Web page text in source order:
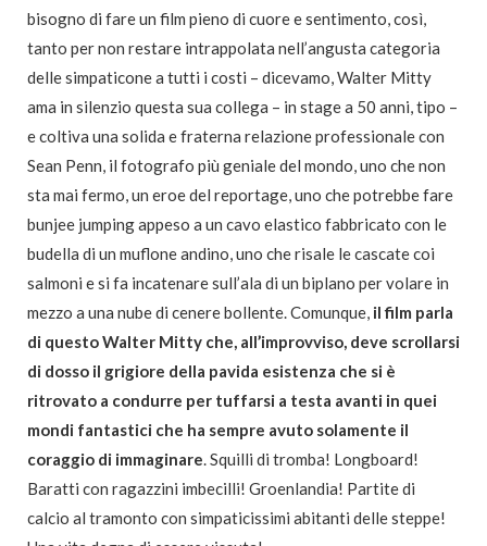
bisogno di fare un film pieno di cuore e sentimento, così,
tanto per non restare intrappolata nell’angusta categoria
delle simpaticone a tutti i costi – dicevamo, Walter Mitty
ama in silenzio questa sua collega – in stage a 50 anni, tipo –
e coltiva una solida e fraterna relazione professionale con
Sean Penn, il fotografo più geniale del mondo, uno che non
sta mai fermo, un eroe del reportage, uno che potrebbe fare
bunjee jumping appeso a un cavo elastico fabbricato con le
budella di un muflone andino, uno che risale le cascate coi
salmoni e si fa incatenare sull’ala di un biplano per volare in
mezzo a una nube di cenere bollente. Comunque, il film parla
di questo Walter Mitty che, all’improvviso, deve scrollarsi
di dosso il grigiore della pavida esistenza che si è
ritrovato a condurre per tuffarsi a testa avanti in quei
mondi fantastici che ha sempre avuto solamente il
coraggio di immaginare. Squilli di tromba! Longboard!
Baratti con ragazzini imbecilli! Groenlandia! Partite di
calcio al tramonto con simpaticissimi abitanti delle steppe!